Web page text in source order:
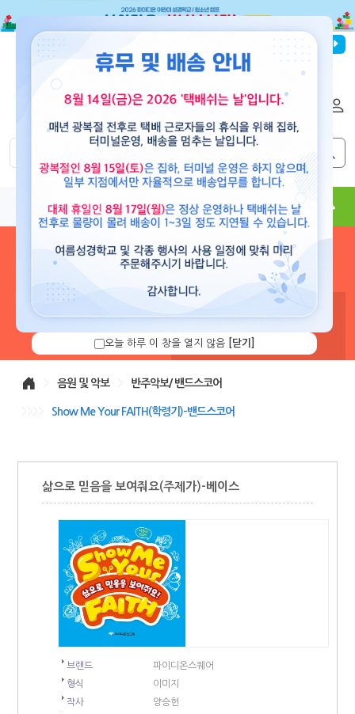
파이디온선교회
도서 뮤직 용품 현수막 콘텐츠
로그인 하시면 보유 캐쉬 확
니다.
음원 및 악보 반주악보/ 밴드스코어
Show Me Your FAITH(학령기)-밴드스코어
삶으로 믿음을 보여줘요(주제가)-베이스
브랜드
파이디온스퀘어
형식
이미지
작사
양승헌
오늘 하루 이 창을 열지 않음 [닫기]